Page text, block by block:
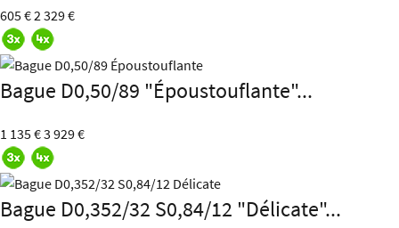
605 €2 329 €
Bague D0,50/89 "Époustouflante"...
1 135 €3 929 €
Bague D0,352/32 S0,84/12 "Délicate"...